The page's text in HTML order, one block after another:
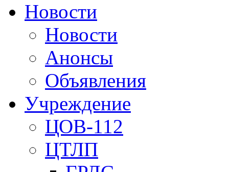
Новости
Новости
Анонсы
Объявления
Учреждение
ЦОВ-112
ЦТЛП